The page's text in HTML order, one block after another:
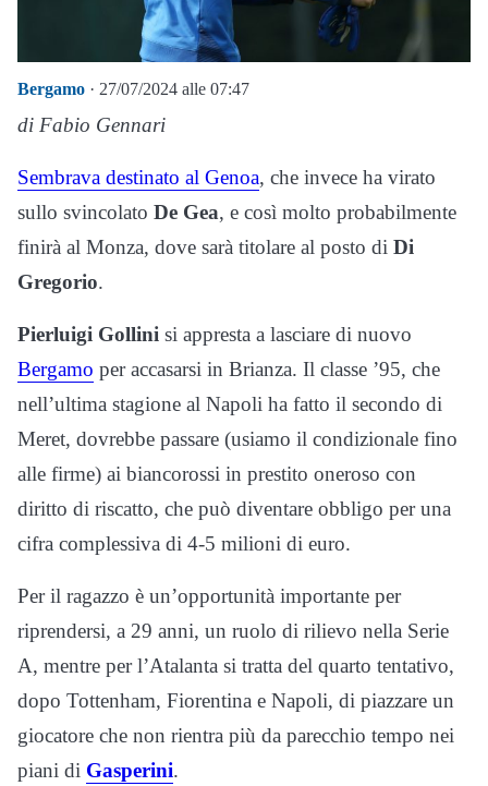
Bergamo · 27/07/2024 alle 07:47
di Fabio Gennari
Sembrava destinato al Genoa, che invece ha virato
sullo svincolato De Gea, e così molto probabilmente
finirà al Monza, dove sarà titolare al posto di Di
Gregorio.
Pierluigi Gollini si appresta a lasciare di nuovo
Bergamo per accasarsi in Brianza. Il classe ’95, che
nell’ultima stagione al Napoli ha fatto il secondo di
Meret, dovrebbe passare (usiamo il condizionale fino
alle firme) ai biancorossi in prestito oneroso con
diritto di riscatto, che può diventare obbligo per una
cifra complessiva di 4-5 milioni di euro.
Per il ragazzo è un’opportunità importante per
riprendersi, a 29 anni, un ruolo di rilievo nella Serie
A, mentre per l’Atalanta si tratta del quarto tentativo,
dopo Tottenham, Fiorentina e Napoli, di piazzare un
giocatore che non rientra più da parecchio tempo nei
piani di Gasperini.